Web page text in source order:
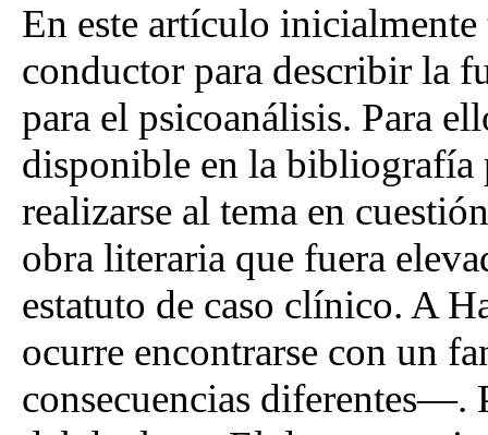
En este artículo
conductor para describir la
para el psicoanálisis. Para
disponible en la bibliografía
realizarse al tema en
obra literaria que fuera
estatuto de caso clínico. A
ocurre encontrarse con un
consecuencias diferentes—.